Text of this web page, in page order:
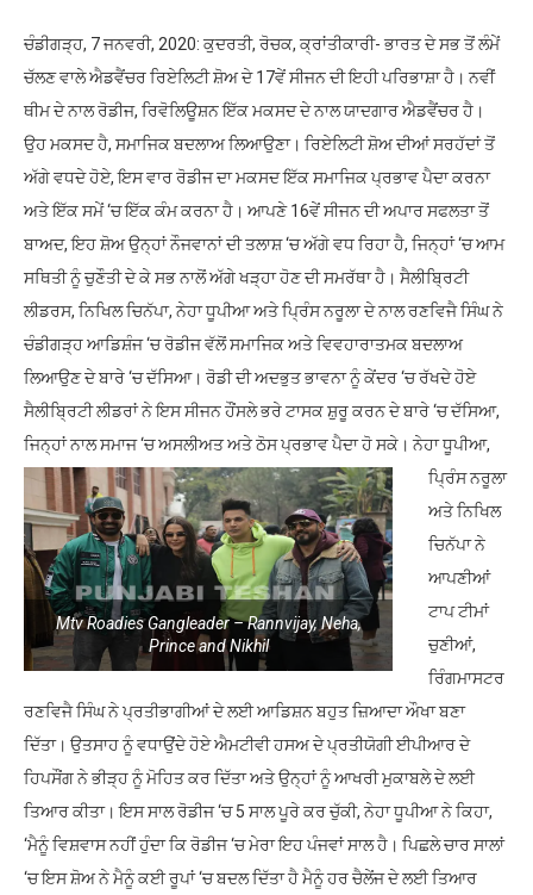
ਚੰਡੀਗੜ੍ਹ, 7 ਜਨਵਰੀ, 2020: ਕੁਦਰਤੀ, ਰੋਚਕ, ਕ੍ਰਾਂਤੀਕਾਰੀ- ਭਾਰਤ ਦੇ ਸਭ ਤੋਂ ਲੰਮੇਂ
ਚੱਲਣ ਵਾਲੇ ਐਡਵੈਂਚਰ ਰਿਏਲਿਟੀ ਸ਼ੋਅ ਦੇ 17ਵੇਂ ਸੀਜਨ ਦੀ ਇਹੀ ਪਰਿਭਾਸ਼ਾ ਹੈ। ਨਵੀਂ
ਥੀਮ ਦੇ ਨਾਲ ਰੋਡੀਜ, ਰਿਵੋਲਿਊਸ਼ਨ ਇੱਕ ਮਕਸਦ ਦੇ ਨਾਲ ਯਾਦਗਾਰ ਐਡਵੈਂਚਰ ਹੈ।
ਉਹ ਮਕਸਦ ਹੈ, ਸਮਾਜਿਕ ਬਦਲਾਅ ਲਿਆਉਣਾ। ਰਿਏਲਿਟੀ ਸ਼ੋਅ ਦੀਆਂ ਸਰਹੱਦਾਂ ਤੋਂ
ਅੱਗੇ ਵਧਦੇ ਹੋਏ, ਇਸ ਵਾਰ ਰੋਡੀਜ ਦਾ ਮਕਸਦ ਇੱਕ ਸਮਾਜਿਕ ਪ੍ਰਭਾਵ ਪੈਦਾ ਕਰਨਾ
ਅਤੇ ਇੱਕ ਸਮੇਂ ‘ਚ ਇੱਕ ਕੰਮ ਕਰਨਾ ਹੈ। ਆਪਣੇ 16ਵੇਂ ਸੀਜਨ ਦੀ ਅਪਾਰ ਸਫਲਤਾ ਤੋਂ
ਬਾਅਦ, ਇਹ ਸ਼ੋਅ ਉਨ੍ਹਾਂ ਨੌਜਵਾਨਾਂ ਦੀ ਤਲਾਸ਼ ‘ਚ ਅੱਗੇ ਵਧ ਰਿਹਾ ਹੈ, ਜਿਨ੍ਹਾਂ ‘ਚ ਆਮ
ਸਥਿਤੀ ਨੂੰ ਚੁਣੌਤੀ ਦੇ ਕੇ ਸਭ ਨਾਲੋਂ ਅੱਗੇ ਖੜ੍ਹਾ ਹੋਣ ਦੀ ਸਮਰੱਥਾ ਹੈ। ਸੈਲੀਬ੍ਰਿਟੀ
ਲੀਡਰਸ, ਨਿਖਿਲ ਚਿਨੱਪਾ, ਨੇਹਾ ਧੂਪੀਆ ਅਤੇ ਪ੍ਰਿੰਸ ਨਰੂਲਾ ਦੇ ਨਾਲ ਰਣਵਿਜੈ ਸਿੰਘ ਨੇ
ਚੰਡੀਗੜ੍ਹ ਆਡਿਸ਼ੰਜ ‘ਚ ਰੋਡੀਜ ਵੱਲੋਂ ਸਮਾਜਿਕ ਅਤੇ ਵਿਵਹਾਰਾਤਮਕ ਬਦਲਾਅ
ਲਿਆਉਣ ਦੇ ਬਾਰੇ ‘ਚ ਦੱਸਿਆ। ਰੋਡੀ ਦੀ ਅਦਭੁਤ ਭਾਵਨਾ ਨੂੰ ਕੇਂਦਰ ‘ਚ ਰੱਖਦੇ ਹੋਏ
ਸੈਲੀਬ੍ਰਿਟੀ ਲੀਡਰਾਂ ਨੇ ਇਸ ਸੀਜਨ ਹੌਂਸਲੇ ਭਰੇ ਟਾਸਕ ਸ਼ੁਰੂ ਕਰਨ ਦੇ ਬਾਰੇ ‘ਚ ਦੱਸਿਆ,
ਜਿਨ੍ਹਾਂ ਨਾਲ ਸਮਾਜ ‘ਚ ਅਸਲੀਅਤ ਅਤੇ ਠੋਸ ਪ੍ਰਭਾਵ ਪੈਦਾ ਹੋ ਸਕੇ।
Mtv Roadies Gangleader – Rannvijay, Neha,
Prince and Nikhil
ਨੇਹਾ ਧੂਪੀਆ,
ਪ੍ਰਿੰਸ ਨਰੂਲਾ
ਅਤੇ ਨਿਖਿਲ
ਚਿਨੱਪਾ ਨੇ
ਆਪਣੀਆਂ
ਟਾਪ ਟੀਮਾਂ
ਚੁਣੀਆਂ,
ਰਿੰਗਮਾਸਟਰ
ਰਣਵਿਜੈ ਸਿੰਘ ਨੇ ਪ੍ਰਤੀਭਾਗੀਆਂ ਦੇ ਲਈ ਆਡਿਸ਼ਨ ਬਹੁਤ ਜ਼ਿਆਦਾ ਔਖਾ ਬਣਾ
ਦਿੱਤਾ। ਉਤਸਾਹ ਨੂੰ ਵਧਾਉਂਦੇ ਹੋਏ ਐਮਟੀਵੀ ਹਸਅ ਦੇ ਪ੍ਰਤੀਯੋਗੀ ਈਪੀਆਰ ਦੇ
ਹਿਪਸੌਂਗ ਨੇ ਭੀੜ੍ਹ ਨੂੰ ਮੋਹਿਤ ਕਰ ਦਿੱਤਾ ਅਤੇ ਉਨ੍ਹਾਂ ਨੂੰ ਆਖਰੀ ਮੁਕਾਬਲੇ ਦੇ ਲਈ
ਤਿਆਰ ਕੀਤਾ। ਇਸ ਸਾਲ ਰੋਡੀਜ ‘ਚ 5 ਸਾਲ ਪੂਰੇ ਕਰ ਚੁੱਕੀ, ਨੇਹਾ ਧੂਪੀਆ ਨੇ ਕਿਹਾ,
‘ਮੈਨੂੰ ਵਿਸ਼ਵਾਸ ਨਹੀਂ ਹੁੰਦਾ ਕਿ ਰੋਡੀਜ ‘ਚ ਮੇਰਾ ਇਹ ਪੰਜਵਾਂ ਸਾਲ ਹੈ। ਪਿਛਲੇ ਚਾਰ ਸਾਲਾਂ
‘ਚ ਇਸ ਸ਼ੋਅ ਨੇ ਮੈਨੂੰ ਕਈ ਰੂਪਾਂ ‘ਚ ਬਦਲ ਦਿੱਤਾ ਹੈ ਮੈਨੂੰ ਹਰ ਚੈਲੇਂਜ ਦੇ ਲਈ ਤਿਆਰ